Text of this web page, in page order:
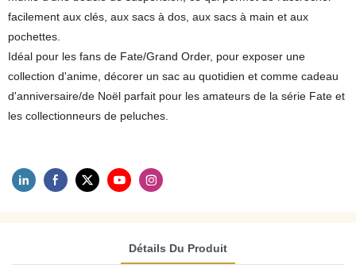
facilement aux clés, aux sacs à dos, aux sacs à main et aux
pochettes.
Idéal pour les fans de Fate/Grand Order, pour exposer une
collection d'anime, décorer un sac au quotidien et comme cadeau
d'anniversaire/de Noël parfait pour les amateurs de la série Fate et
les collectionneurs de peluches.
Détails Du Produit